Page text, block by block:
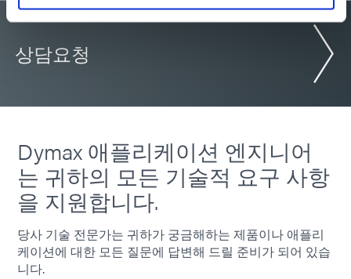
상담요청
Dymax 애플리케이션 엔지니어
는 귀하의 모든 기술적 요구 사항
을 지원합니다.
당사 기술 전문가는 귀하가 궁금해하는 제품이나 애플리
케이션에 대한 모든 질문에 답변해 드릴 준비가 되어 있습
니다.